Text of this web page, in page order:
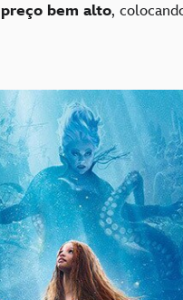
preço bem alto,